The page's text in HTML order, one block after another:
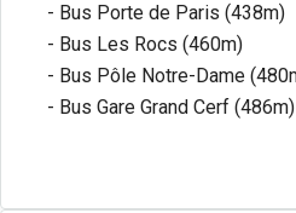
- Bus Porte de Paris (438m)
- Bus Les Rocs (460m)
- Bus Pôle Notre-Dame
- Bus Gare Grand Cerf